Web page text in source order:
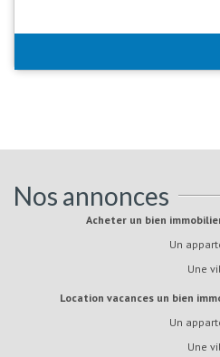
Nos annonces
Acheter un bien
Un
Une
Location vacances un bien
Un
Une